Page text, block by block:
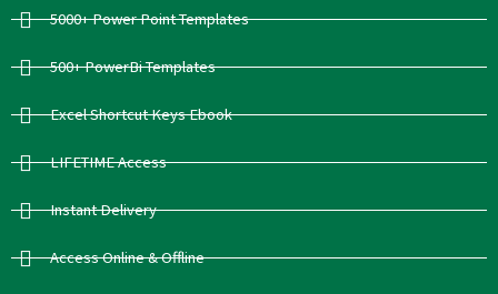
5000+ Power Point Templates
500+ PowerBi Templates
Excel Shortcut Keys Ebook
LIFETIME Access
Instant Delivery
Access Online & Offline